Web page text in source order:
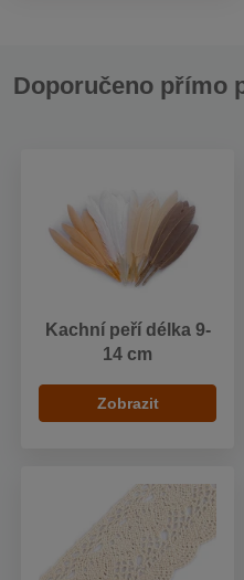
Doporučeno přímo
Kachní peří délka 9-
14 cm
Zobrazit